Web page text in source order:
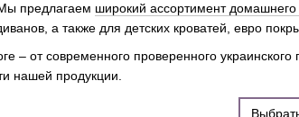
предлагаем широкий ассортимент домашнего
а также для детских кроватей, евро
– от современного проверенного
нашей продукции.